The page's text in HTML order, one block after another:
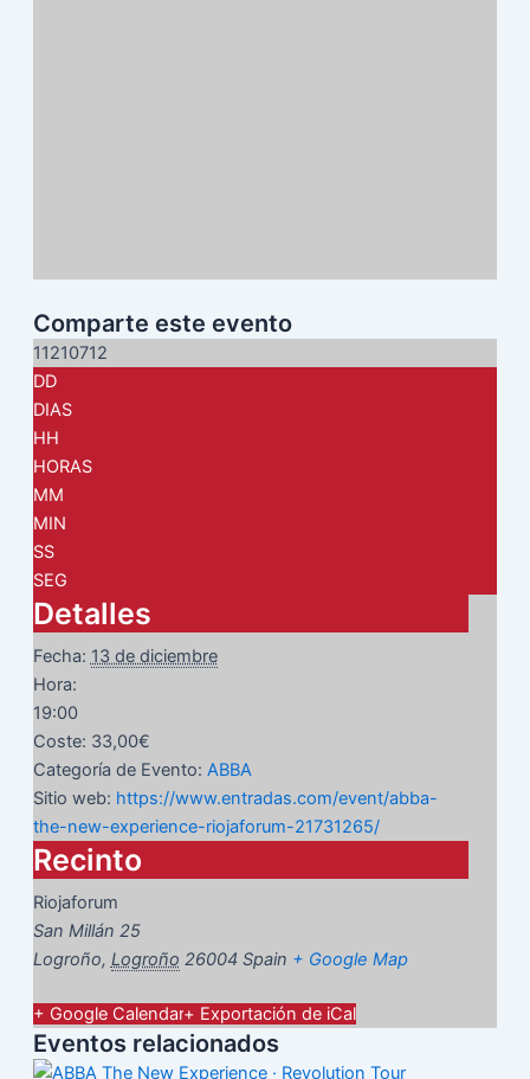
Comparte este evento
11210712
DD
DIAS
HH
HORAS
MM
MIN
SS
SEG
Detalles
Fecha: 13 de diciembre
Hora:
19:00
Coste: 33,00€
Categoría de Evento: ABBA
Sitio web: https://www.entradas.com/event/abba-
the-new-experience-riojaforum-21731265/
Recinto
Riojaforum
San Millán 25
Logroño, Logroño 26004 Spain + Google Map
+ Google Calendar+ Exportación de iCal
Eventos relacionados